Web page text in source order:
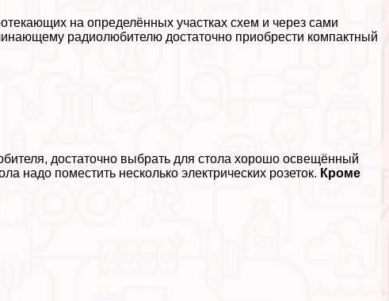
на определённых участках схем и через сами
радиолюбителю достаточно приобрести компактный
достаточно выбрать для стола хорошо освещённый
надо поместить несколько электрических розеток. Кроме